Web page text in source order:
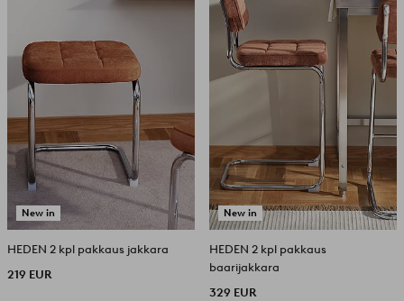
New in
HEDEN 2 kpl pakkaus jakkara
219 EUR
New in
HEDEN 2 kpl pakkaus
baarijakkara
329 EUR